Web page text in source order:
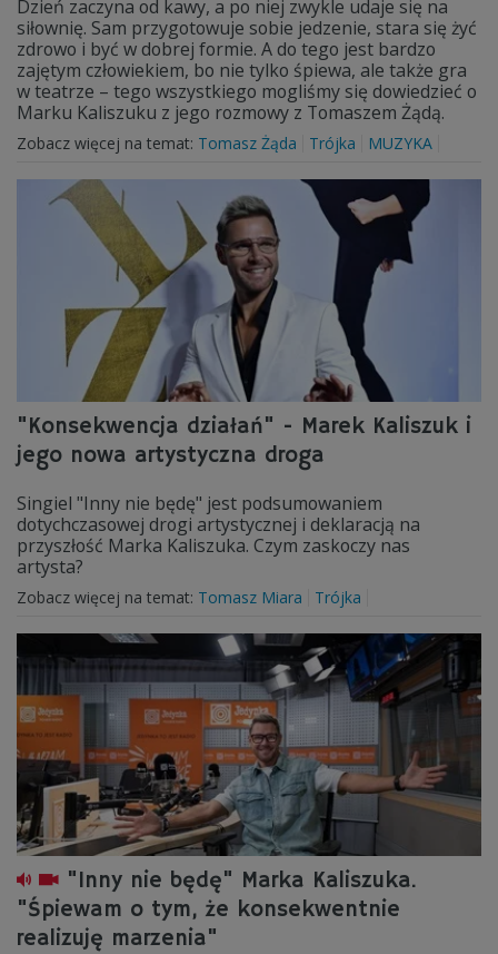
Dzień zaczyna od kawy, a po niej zwykle udaje się na
siłownię. Sam przygotowuje sobie jedzenie, stara się żyć
zdrowo i być w dobrej formie. A do tego jest bardzo
zajętym człowiekiem, bo nie tylko śpiewa, ale także gra
w teatrze – tego wszystkiego mogliśmy się dowiedzieć o
Marku Kaliszuku z jego rozmowy z Tomaszem Żądą.
Zobacz więcej na temat: Tomasz Żąda Trójka MUZYKA
"Konsekwencja działań" - Marek Kaliszuk i
jego nowa artystyczna droga
Singiel "Inny nie będę" jest podsumowaniem
dotychczasowej drogi artystycznej i deklaracją na
przyszłość Marka Kaliszuka. Czym zaskoczy nas
artysta?
Zobacz więcej na temat: Tomasz Miara Trójka
"Inny nie będę" Marka Kaliszuka.
"Śpiewam o tym, że konsekwentnie
realizuję marzenia"